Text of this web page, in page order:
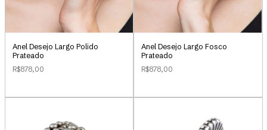
Anel Desejo Largo Polido
Prateado
R$878,00
Anel Desejo Largo Fosco
Prateado
R$878,00